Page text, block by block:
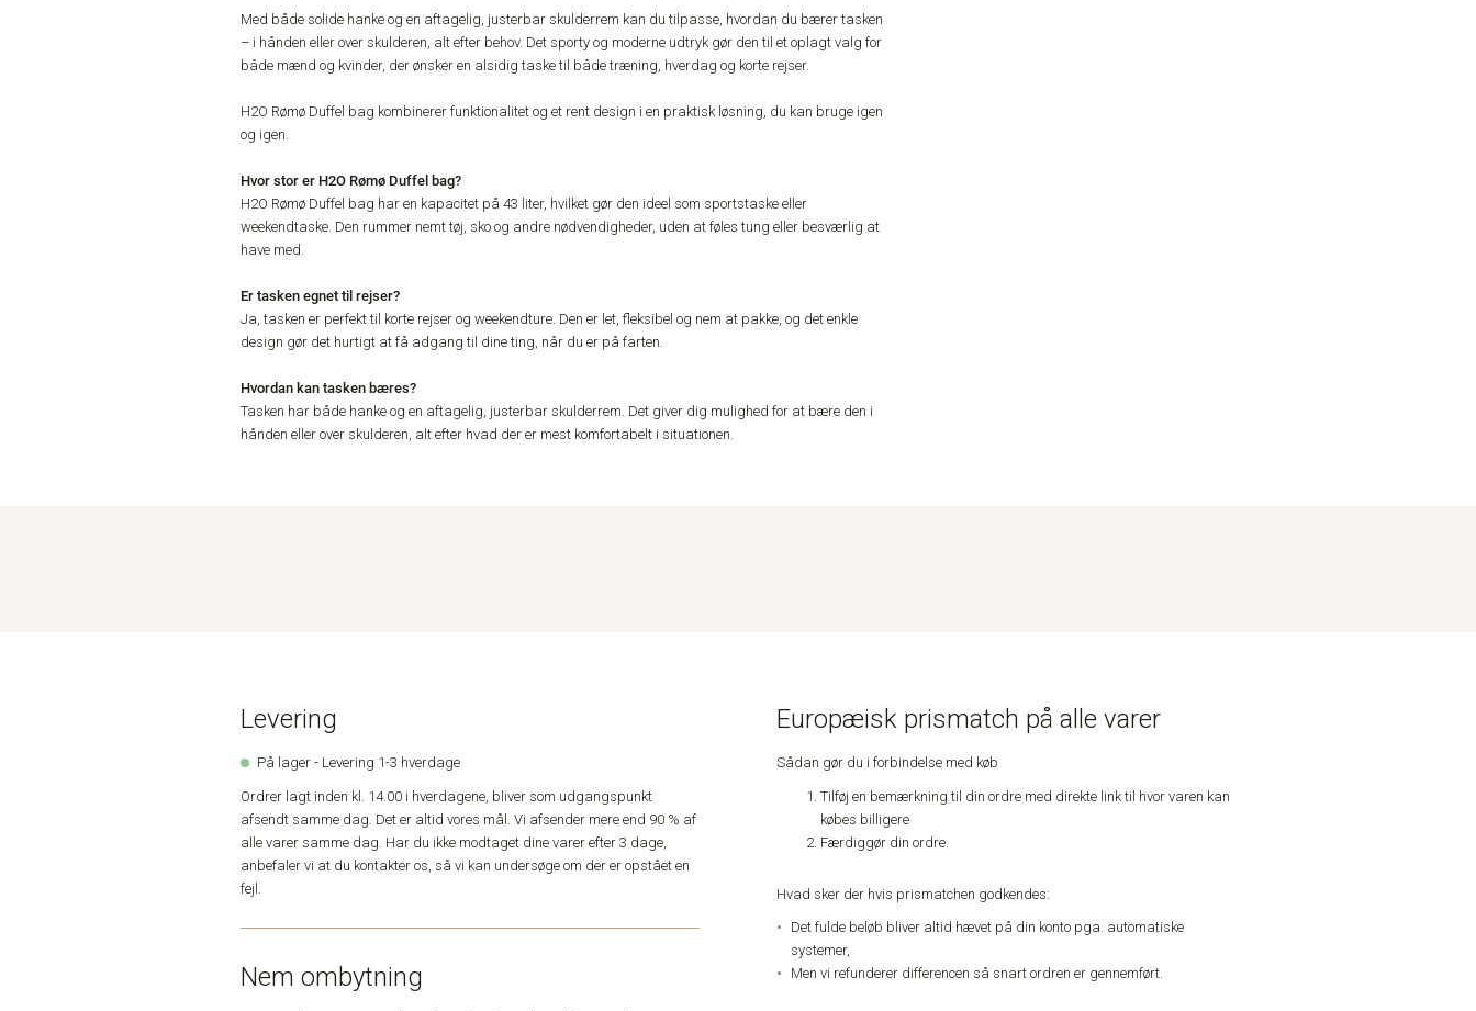
Med både solide hanke og en aftagelig, justerbar skulderrem kan du tilpasse, hvordan du bærer tasken
– i hånden eller over skulderen, alt efter behov. Det sporty og moderne udtryk gør den til et oplagt valg for
både mænd og kvinder, der ønsker en alsidig taske til både træning, hverdag og korte rejser.
H2O Rømø Duffel bag kombinerer funktionalitet og et rent design i en praktisk løsning, du kan bruge igen
og igen.
Hvor stor er H2O Rømø Duffel bag?
H2O Rømø Duffel bag har en kapacitet på 43 liter, hvilket gør den ideel som sportstaske eller
weekendtaske. Den rummer nemt tøj, sko og andre nødvendigheder, uden at føles tung eller besværlig at
have med.
Er tasken egnet til rejser?
Ja, tasken er perfekt til korte rejser og weekendture. Den er let, fleksibel og nem at pakke, og det enkle
design gør det hurtigt at få adgang til dine ting, når du er på farten.
Hvordan kan tasken bæres?
Tasken har både hanke og en aftagelig, justerbar skulderrem. Det giver dig mulighed for at bære den i
hånden eller over skulderen, alt efter hvad der er mest komfortabelt i situationen.
Levering
På lager - Levering 1-3 hverdage
Ordrer lagt inden kl. 14.00 i hverdagene, bliver som udgangspunkt
afsendt samme dag. Det er altid vores mål. Vi afsender mere end 90 % af
alle varer samme dag. Har du ikke modtaget dine varer efter 3 dage,
anbefaler vi at du kontakter os, så vi kan undersøge om der er opstået en
fejl.
Nem ombytning
Europæisk prismatch på alle varer
Sådan gør du i forbindelse med køb
Tilføj en bemærkning til din ordre med direkte link til hvor varen kan
købes billigere
Færdiggør din ordre.
Hvad sker der hvis prismatchen godkendes:
Det fulde beløb bliver altid hævet på din konto pga. automatiske
systemer,
Men vi refunderer differencen så snart ordren er gennemført.